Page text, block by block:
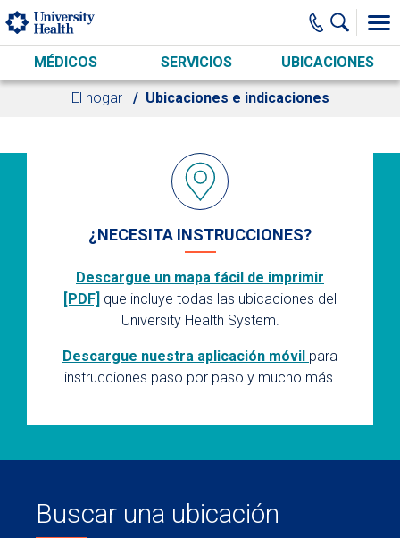
Skip to main content
MÉDICOS SERVICIOS UBICACIONES
El hogar Ubicaciones e indicaciones
¿NECESITA INSTRUCCIONES?
Descargue un mapa fácil de imprimir
[PDF] que incluye todas las ubicaciones del
University Health System.
Descargue nuestra aplicación móvil para
instrucciones paso por paso y mucho más.
Buscar una ubicación